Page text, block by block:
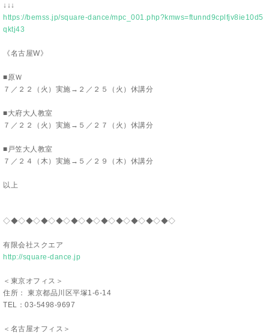
↓↓↓
https://bemss.jp/square-dance/mpc_001.php?kmws=ftunnd9cplfjv8ie10d5
qktj43
《名古屋W》
■原Ｗ
７／２２（火）実施→２／２５（火）休講分
■大府大人教室
７／２２（火）実施→５／２７（火）休講分
■戸笠大人教室
７／２４（木）実施→５／２９（木）休講分
以上
◇◆◇◆◇◆◇◆◇◆◇◆◇◆◇◆◇◆◇◆◇◆◇
有限会社スクエア
http://square-dance.jp
＜ 東京オフィス＞
住所： 東京都品川区平塚1-6-14
TEL：03-5498-9697
＜名古屋オフィス＞